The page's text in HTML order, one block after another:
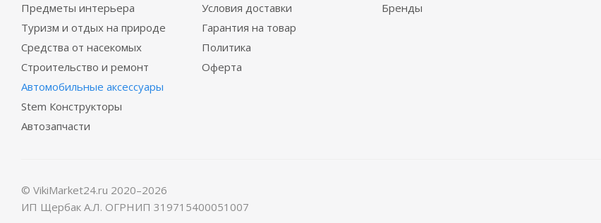
Предметы интерьера
Туризм и отдых на природе
Средства от насекомых
Строительство и ремонт
Автомобильные аксессуары
Stem Конструкторы
Автозапчасти
Условия доставки
Гарантия на товар
Политика
Оферта
Бренды
© VikiMarket24.ru 2020–2026
ИП Щербак А.Л. ОГРНИП 319715400051007